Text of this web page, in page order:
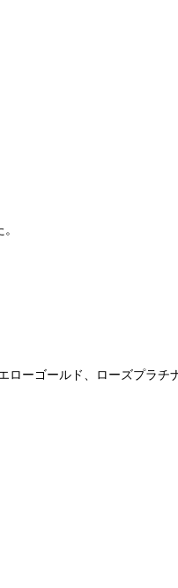
ーゴールド、ローズプラチ